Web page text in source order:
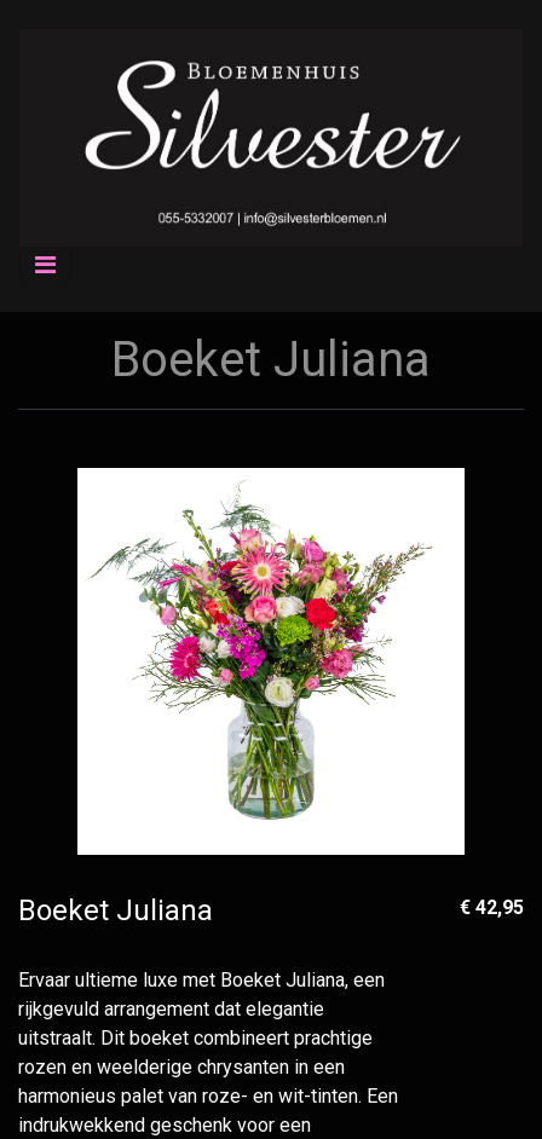
Boeket Juliana
Boeket Juliana
Ervaar ultieme luxe met Boeket Juliana, een
rijkgevuld arrangement dat elegantie
uitstraalt. Dit boeket combineert prachtige
rozen en weelderige chrysanten in een
harmonieus palet van roze- en wit-tinten. Een
indrukwekkend geschenk voor een
€ 42,95